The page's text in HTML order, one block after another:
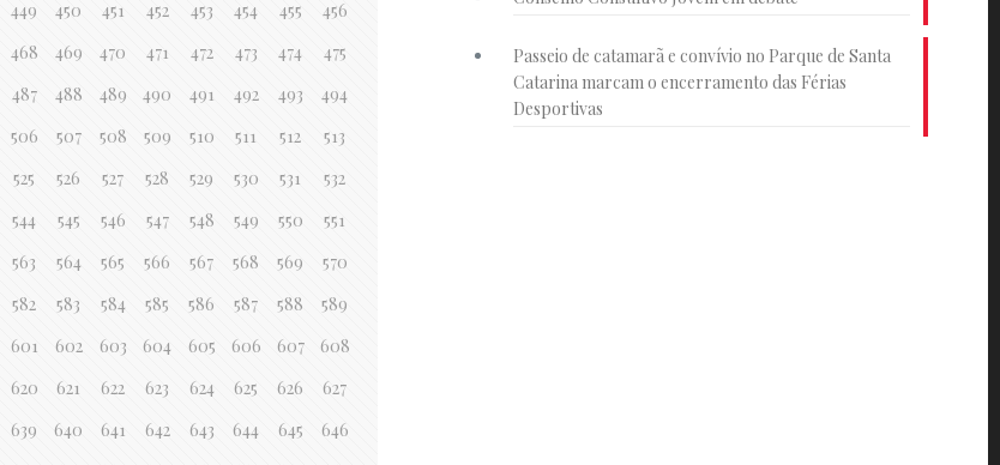
449 450 451 452 453 454 455
456
468 469 470 471 472 473 474
475
487 488 489 490 491 492 493
494
506 507 508 509 510 511 512
513
525 526 527 528 529 530 531
532
544 545 546 547 548 549 550
551
563 564 565 566 567 568 569
570
582 583 584 585 586 587 588
589
601 602 603 604 605 606 607
608
620 621 622 623 624 625 626
627
639 640 641 642 643 644 645
646
Passeio de catamarã e convívio no Parque de Santa
Catarina marcam o encerramento das Férias
Desportivas